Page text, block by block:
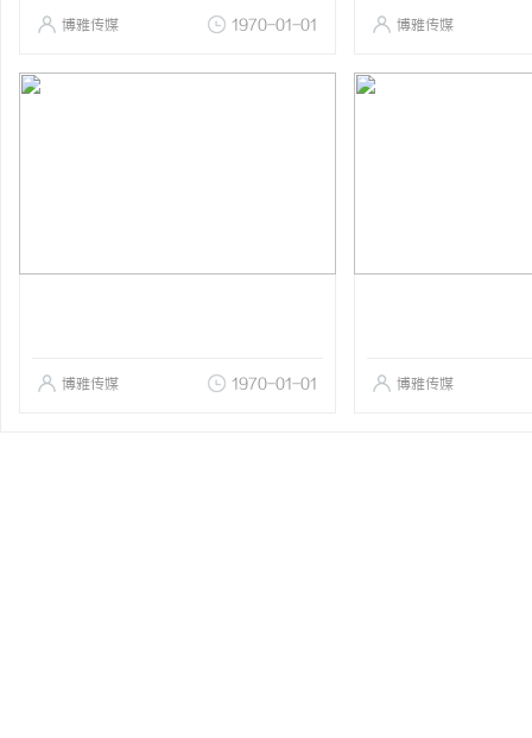
博雅传媒 1970-01-01 博雅传媒
博雅传媒 1970-01-01 博雅传媒